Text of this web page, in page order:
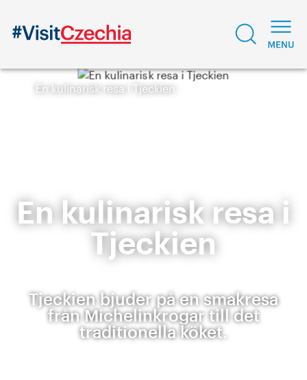
En kulinarisk resa i Tjeckien
En kulinarisk resa i
Tjeckien
Tjeckien bjuder på en smakresa
från Michelinkrogar till det
traditionella köket.